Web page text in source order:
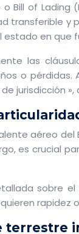
Bill of
transferible y
en que
las
o pérdidas.
jurisdicción
aéreo
es crucial
sobre
rapidez
terrestre